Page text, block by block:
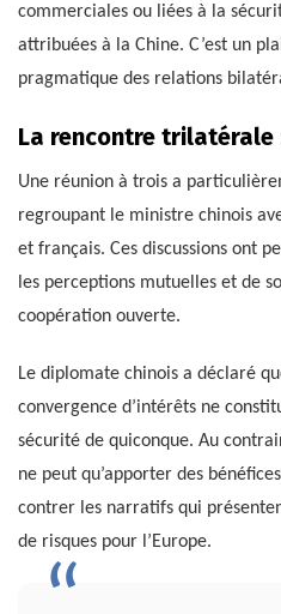
commerciales ou liées à la
attribuées à la Chine. C’est un
pragmatique des relations
La rencontre
Une réunion à trois a
regroupant le ministre chinois
et français. Ces discussions ont
les perceptions mutuelles et de
coopération ouverte.
Le diplomate chinois a déclaré
convergence d’intérêts ne
sécurité de quiconque. Au
ne peut qu’apporter des
contrer les narratifs qui
de risques pour l’Europe.